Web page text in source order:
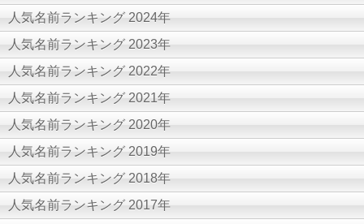
人気名前ランキング 2024年
人気名前ランキング 2023年
人気名前ランキング 2022年
人気名前ランキング 2021年
人気名前ランキング 2020年
人気名前ランキング 2019年
人気名前ランキング 2018年
人気名前ランキング 2017年